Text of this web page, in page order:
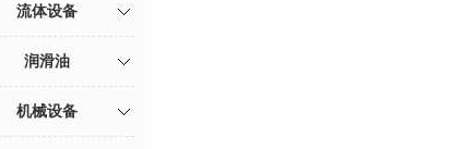
流体设备
润滑油
机械设备